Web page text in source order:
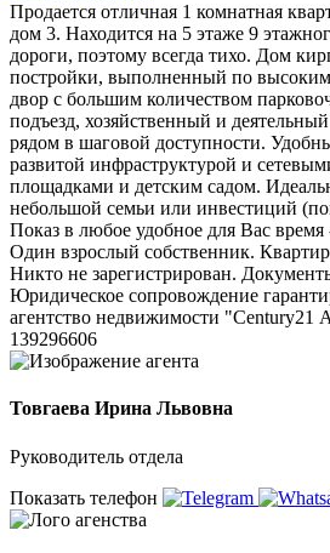
Продается отличная 1 комнатная
дом 3. Находится на 5 этаже 9
дороги, поэтому всегда тихо. Дом
постройки, выполненный по высоким
двор с большим количеством
подъезд, хозяйственный и
рядом в шаговой доступности.
развитой инфраструктурой и
площадками и детским садом.
небольшой семьи или инвестиций
Показ в любое удобное для Вас время
Один взрослый собственник.
Никто не зарегистрирован.
Юридическое сопровождение
агентство недвижимости "Century21
139296606
Товгаева Ирина Львовна
Руководитель отдела
Показать телефон